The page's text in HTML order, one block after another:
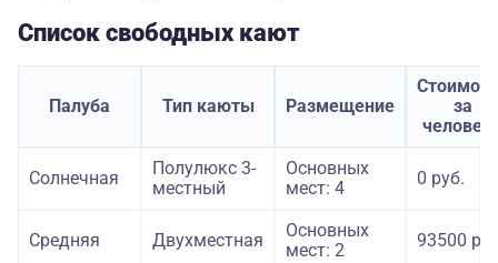
Список свободных кают
Палуба Тип каюты Размещение
за
Солнечная
Полулюкс 3-
местный
Основных
мест: 4
0 руб.
Средняя Двухместная
Основных
мест: 2
93500